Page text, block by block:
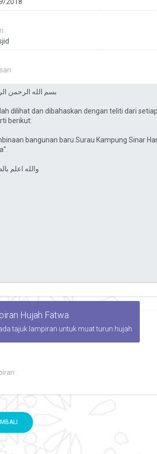
:
:
Hujah Fatwa
tajuk lampiran untuk muat turun hujah
: